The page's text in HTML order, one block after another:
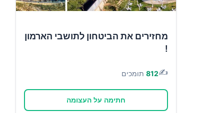
מחזירים את הביטחון לתושבי הארמון
!
✍️
812 תומכים
חתימה על העצומה